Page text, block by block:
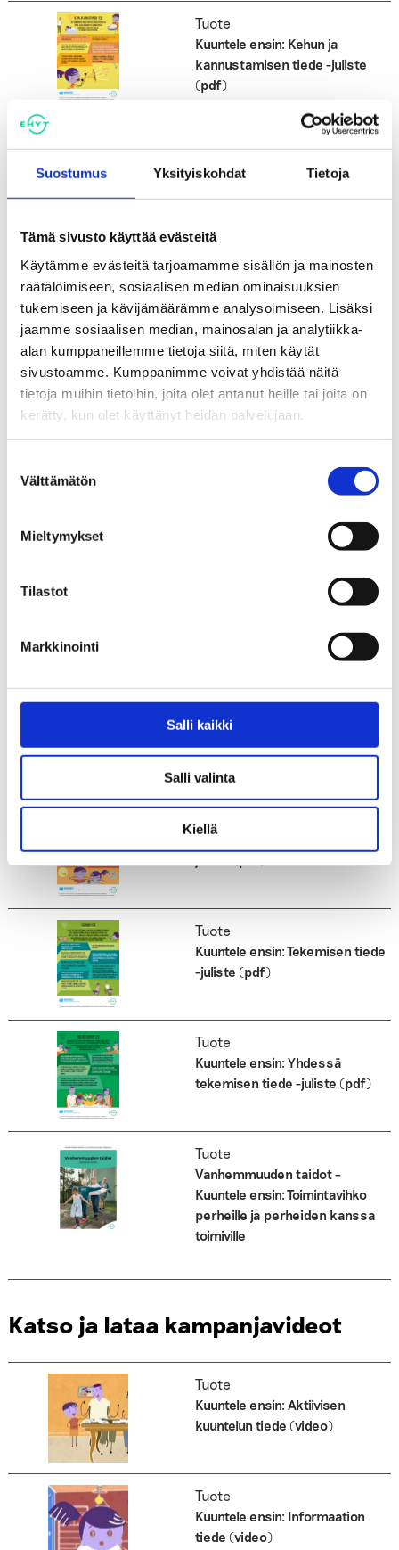
Suostumus Yksityiskohdat Tietoja
Tämä sivusto käyttää evästeitä
Käytämme evästeitä tarjoamamme sisällön ja mainosten
räätälöimiseen, sosiaalisen median ominaisuuksien
tukemiseen ja kävijämäärämme analysoimiseen. Lisäksi
jaamme sosiaalisen median, mainosalan ja analytiikka-
alan kumppaneillemme tietoja siitä, miten käytät
sivustoamme. Kumppanimme voivat yhdistää näitä
tietoja muihin tietoihin, joita olet antanut heille tai joita on
kerätty, kun olet käyttänyt heidän palvelujaan.
valinta
Välttämätön
Mieltymykset
Tilastot
Markkinointi
Salli kaikki
Salli valinta
Kiellä
Tuote
Kuuntele ensin: Kehun ja
kannustamisen tiede -juliste
(pdf)
Tuote
Kuuntele ensin: Kiintymyksen
Tuote
Kuuntele ensin: Kärsivällisyyden
tiede -juliste (pdf)
Tuote
Kuuntele ensin: Leikin tiede -
juliste (pdf)
Tuote
Kuuntele ensin: Rajojen
asettamisen tiede -juliste (pdf)
Kuuntele ensin: Rutiinien tiede -
Tuote
Kuuntele ensin: Tekemisen tiede
-juliste (pdf)
Tuote
Kuuntele ensin: Yhdessä
tekemisen tiede -juliste (pdf)
Tuote
Vanhemmuuden taidot –
Kuuntele ensin: Toimintavihko
perheille ja perheiden kanssa
toimiville
Katso ja lataa kampanjavideot
Tuote
Kuuntele ensin: Aktiivisen
kuuntelun tiede (video)
Tuote
Kuuntele ensin: Informaation
tiede (video)